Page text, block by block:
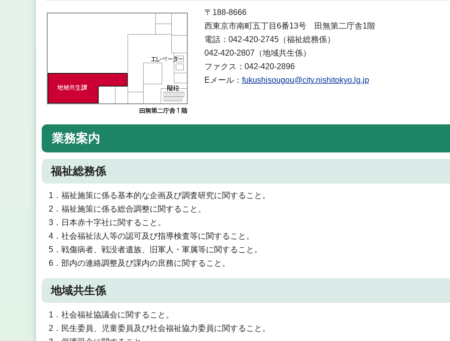
〒188-8666
西東京市南町五丁目6番13号 田無第二庁舎1階
電話：042-420-2745（福祉総務係）
042-420-2807（地域共生係）
ファクス：042-420-2896
Eメール： fukushisougou@city.nishitokyo.lg.jp
業務案内
福祉総務係
1．福祉施策に係る基本的な企画及び調査研究に関すること。
2．福祉施策に係る総合調整に関すること。
3．日本赤十字社に関すること。
4．社会福祉法人等の認可及び指導検査等に関すること。
5．戦傷病者、戦没者遺族、旧軍人・軍属等に関すること。
6．部内の連絡調整及び課内の庶務に関すること。
地域共生係
1．社会福祉協議会に関すること。
2．民生委員、児童委員及び社会福祉協力委員に関すること。